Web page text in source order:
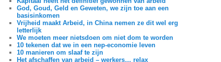
God, Goud, Geld en Geweten, we zijn toe aan een
basisinkomen
Vrijheid maakt Arbeid, in China nemen ze dit wel erg
letterlijk
We moeten meer nietsdoen om niet dom te worden
10 tekenen dat we in een nep-economie leven
10 manieren om slaaf te zijn
Het afschaffen van arbeid – werkers… relax